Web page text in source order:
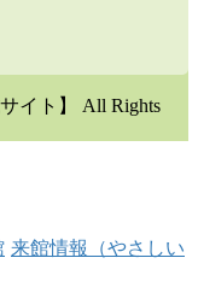
イト】 All Rights
来館情報（やさしい